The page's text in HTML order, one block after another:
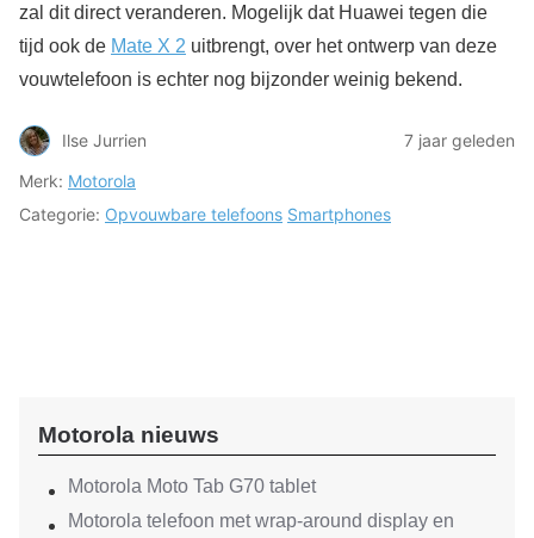
zal dit direct veranderen. Mogelijk dat Huawei tegen die
tijd ook de Mate X 2 uitbrengt, over het ontwerp van deze
vouwtelefoon is echter nog bijzonder weinig bekend.
Ilse Jurrien
7 jaar geleden
Merk: Motorola
Categorie: Opvouwbare telefoons Smartphones
Motorola nieuws
Motorola Moto Tab G70 tablet
Motorola telefoon met wrap-around display en